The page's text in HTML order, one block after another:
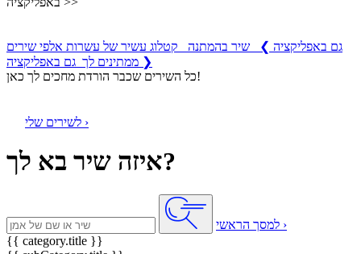
גם באפליקציה ❯
שיר בהמתנה קטלוג עשיר של עשרות אלפי שירים
ממתינים לך גם באפליקציה ❯
כל השירים שכבר הורדת מחכים לך כאן!
לשירים שלי ›
איזה שיר בא לך?
למסך הראשי ›
{{ category.title }}